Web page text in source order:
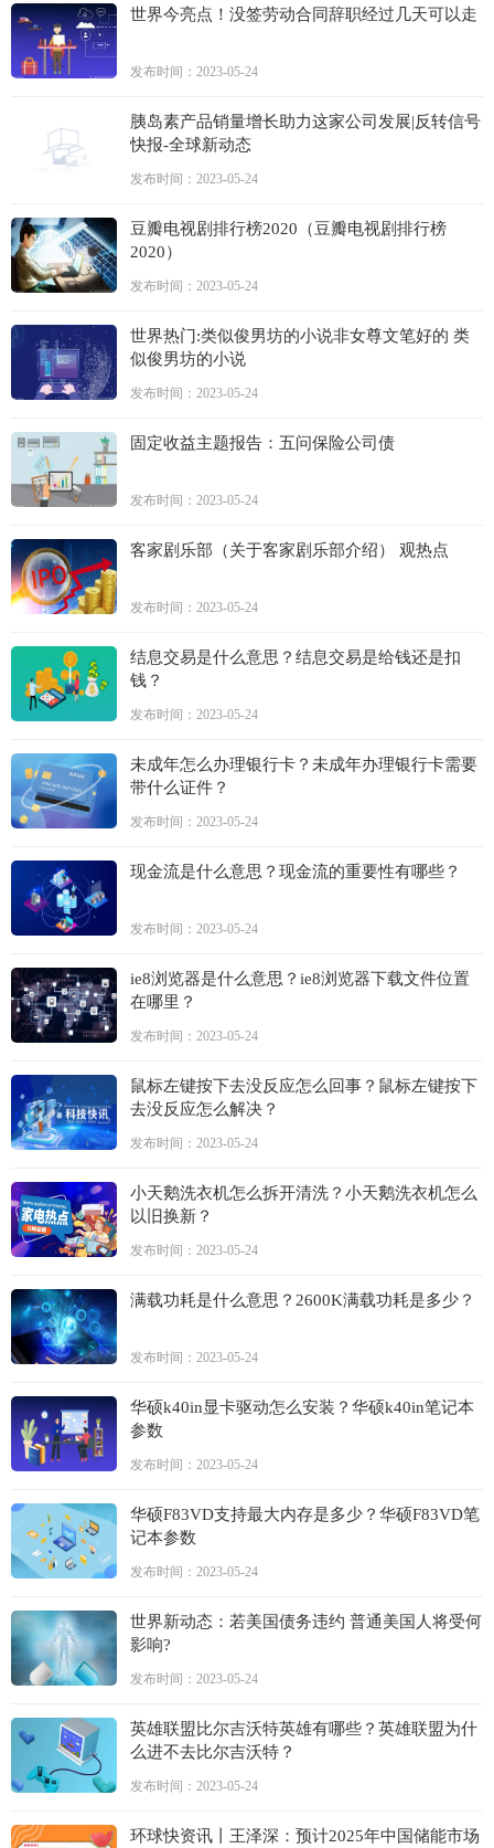
世界今亮点！没签劳动合同辞职经过几天可以走
发布时间：2023-05-24
胰岛素产品销量增长助力这家公司发展|反转信号
快报-全球新动态
发布时间：2023-05-24
豆瓣电视剧排行榜2020（豆瓣电视剧排行榜
2020）
发布时间：2023-05-24
世界热门:类似俊男坊的小说非女尊文笔好的 类
似俊男坊的小说
发布时间：2023-05-24
固定收益主题报告：五问保险公司债
发布时间：2023-05-24
客家剧乐部（关于客家剧乐部介绍） 观热点
发布时间：2023-05-24
结息交易是什么意思？结息交易是给钱还是扣
钱？
发布时间：2023-05-24
未成年怎么办理银行卡？未成年办理银行卡需要
带什么证件？
发布时间：2023-05-24
现金流是什么意思？现金流的重要性有哪些？
发布时间：2023-05-24
ie8浏览器是什么意思？ie8浏览器下载文件位置
在哪里？
发布时间：2023-05-24
鼠标左键按下去没反应怎么回事？鼠标左键按下
去没反应怎么解决？
发布时间：2023-05-24
小天鹅洗衣机怎么拆开清洗？小天鹅洗衣机怎么
以旧换新？
发布时间：2023-05-24
满载功耗是什么意思？2600K满载功耗是多少？
发布时间：2023-05-24
华硕k40in显卡驱动怎么安装？华硕k40in笔记本
参数
发布时间：2023-05-24
华硕F83VD支持最大内存是多少？华硕F83VD笔
记本参数
发布时间：2023-05-24
世界新动态：若美国债务违约 普通美国人将受何
影响?
发布时间：2023-05-24
英雄联盟比尔吉沃特英雄有哪些？英雄联盟为什
么进不去比尔吉沃特？
发布时间：2023-05-24
环球快资讯丨王泽深：预计2025年中国储能市场